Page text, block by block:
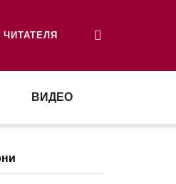
ВИДЕО